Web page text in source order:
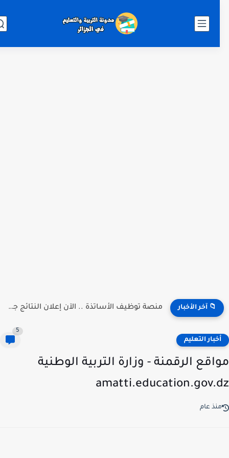
📁 آخر الأخبار منصة توظيف الأساتذة .. الآن إعلان النتائج جميع الولات 2026...
التعليم
الرقمنة - وزارة التربية الوطنية
عام